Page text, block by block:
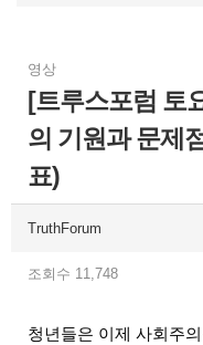
영상
[트루스포럼 토
의 기원과 문제
표)
TruthForum
조회수 11,748
청년들은 이제 사회주